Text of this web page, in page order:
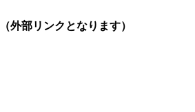
外部リンクとなります）